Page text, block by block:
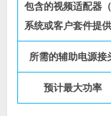
包含的视频适配器
系统或客户套件提供
所需的辅助电源接
预计最大功率